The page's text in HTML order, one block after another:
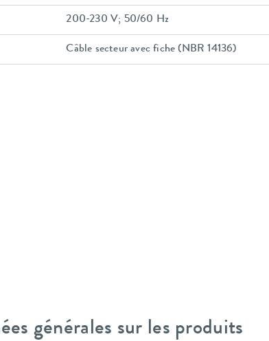
200-230 V; 50/60 Hz
Câble secteur avec fiche (NBR 14136)
générales sur les produits